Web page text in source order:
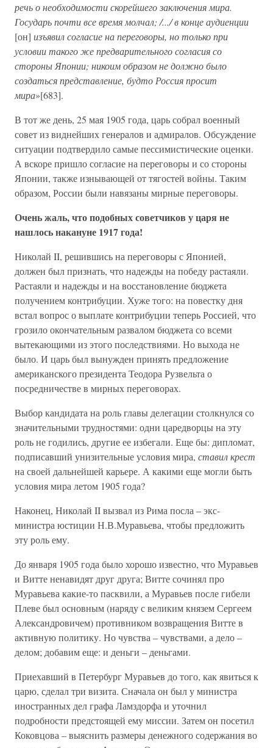
речь о необходимости скорейшего заключения мира.
Государь почти все время молчал; /.../ в конце аудиенции
[он] изъявил согласие на переговоры, но только при
условии такого же предварительного согласия со
стороны Японии; никоим образом не должно было
создаться представление, будто Россия просит
мира»[683].
В тот же день, 25 мая 1905 года, царь собрал военный
совет из виднейших генералов и адмиралов. Обсуждение
ситуации подтвердило самые пессимистические оценки.
А вскоре пришло согласие на переговоры и со стороны
Японии, также изнывающей от тягостей войны. Таким
образом, России были навязаны мирные переговоры.
Очень жаль, что подобных советчиков у царя не
нашлось накануне 1917 года!
Николай II, решившись на переговоры с Японией,
должен был признать, что надежды на победу растаяли.
Растаяли и надежды и на восстановление бюджета
получением контрибуции. Хуже того: на повестку дня
встал вопрос о выплате контрибуции теперь Россией, что
грозило окончательным развалом бюджета со всеми
вытекающими из этого последствиями. Но выхода не
было. И царь был вынужден принять предложение
американского президента Теодора Рузвельта о
посредничестве в мирных переговорах.
Выбор кандидата на роль главы делегации столкнулся со
значительными трудностями: одни царедворцы на эту
роль не годились, другие ее избегали. Еще бы: дипломат,
подписавший унизительные условия мира, ставил крест
на своей дальнейшей карьере. А какими еще могли быть
условия мира летом 1905 года?
Наконец, Николай II вызвал из Рима посла – экс-
министра юстиции Н.В.Муравьева, чтобы предложить
эту роль ему.
До января 1905 года было хорошо известно, что Муравьев
и Витте ненавидят друг друга; Витте сочинял про
Муравьева какие-то пасквили, а Муравьев после гибели
Плеве был основным (наряду с великим князем Сергеем
Александровичем) противником возвращения Витте в
активную политику. Но чувства – чувствами, а дело –
делом; добавим еще: и деньги – деньгами.
Приехавший в Петербург Муравьев до того, как явиться к
царю, сделал три визита. Сначала он был у министра
иностранных дел графа Ламздорфа и уточнил
подробности предстоящей ему миссии. Затем он посетил
Коковцова – выяснить размеры денежного содержания во